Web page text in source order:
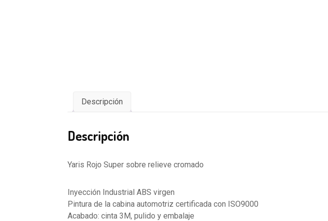
Descripción
Descripción
Yaris Rojo Super sobre relieve cromado
Inyección Industrial ABS virgen
Pintura de la cabina automotriz certificada con ISO9000
Acabado: cinta 3M, pulido y embalaje